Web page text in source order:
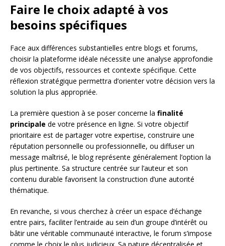
Faire le choix adapté à vos
besoins spécifiques
Face aux différences substantielles entre blogs et forums,
choisir la plateforme idéale nécessite une analyse approfondie
de vos objectifs, ressources et contexte spécifique. Cette
réflexion stratégique permettra d’orienter votre décision vers la
solution la plus appropriée.
La première question à se poser concerne la finalité
principale de votre présence en ligne. Si votre objectif
prioritaire est de partager votre expertise, construire une
réputation personnelle ou professionnelle, ou diffuser un
message maîtrisé, le blog représente généralement l’option la
plus pertinente. Sa structure centrée sur l’auteur et son
contenu durable favorisent la construction d’une autorité
thématique.
En revanche, si vous cherchez à créer un espace d’échange
entre pairs, faciliter l’entraide au sein d’un groupe d’intérêt ou
bâtir une véritable communauté interactive, le forum s’impose